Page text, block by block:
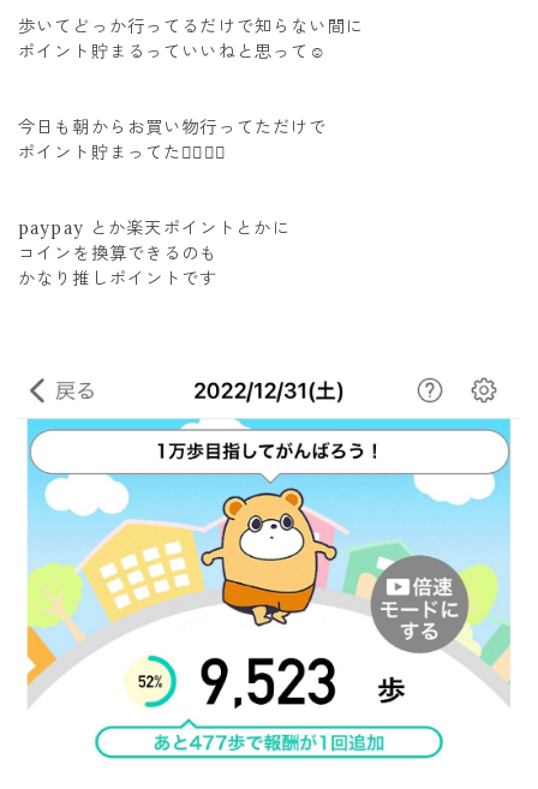
歩いてどっか行ってるだけで知らない間に
ポイント貯まるっていいねと思って☺️
今日も朝からお買い物行ってただけで
ポイント貯まってた✌🏾✌🏾
paypay とか楽天ポイントとかに
コインを換算できるのも
かなり推しポイントです